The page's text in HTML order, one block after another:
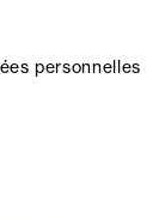
personnelles